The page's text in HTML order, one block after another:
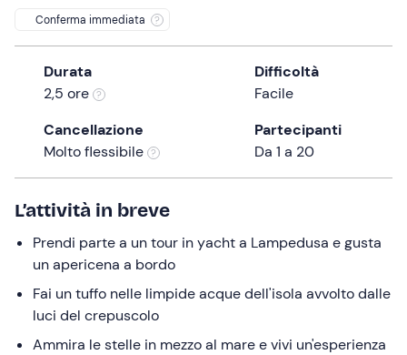
mark
key
keyboard
shortcuts
for
dates.
Conferma immediata
Durata
2,5 ore
Difficoltà
Facile
Cancellazione
Molto flessibile
Partecipanti
Da 1 a 20
L’attività in breve
Prendi parte a un tour in yacht a Lampedusa e gusta
un apericena a bordo
Fai un tuffo nelle limpide acque dell'isola avvolto dalle
luci del crepuscolo
Ammira le stelle in mezzo al mare e vivi un'esperienza